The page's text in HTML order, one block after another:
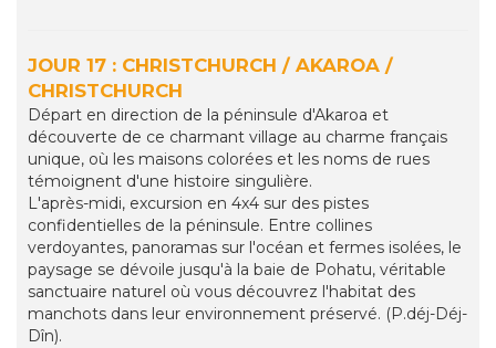
JOUR 17 : CHRISTCHURCH / AKAROA /
CHRISTCHURCH
Départ en direction de la péninsule d'Akaroa et
découverte de ce charmant village au charme français
unique, où les maisons colorées et les noms de rues
témoignent d'une histoire singulière.
L'après-midi, excursion en 4x4 sur des pistes
confidentielles de la péninsule. Entre collines
verdoyantes, panoramas sur l'océan et fermes isolées, le
paysage se dévoile jusqu'à la baie de Pohatu, véritable
sanctuaire naturel où vous découvrez l'habitat des
manchots dans leur environnement préservé. (P.déj-Déj-
Dîn).